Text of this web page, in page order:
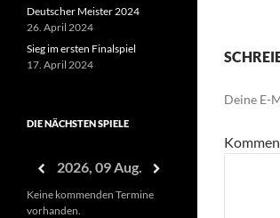
Deine E-
Deutscher Meister 2024
26. April 2024
Sieg im ersten Finalspiel
17. April 2024
DIE NÄCHSTEN SPIELE
2026, 09 Aug.
Keine kommenden Termine
vorhanden.